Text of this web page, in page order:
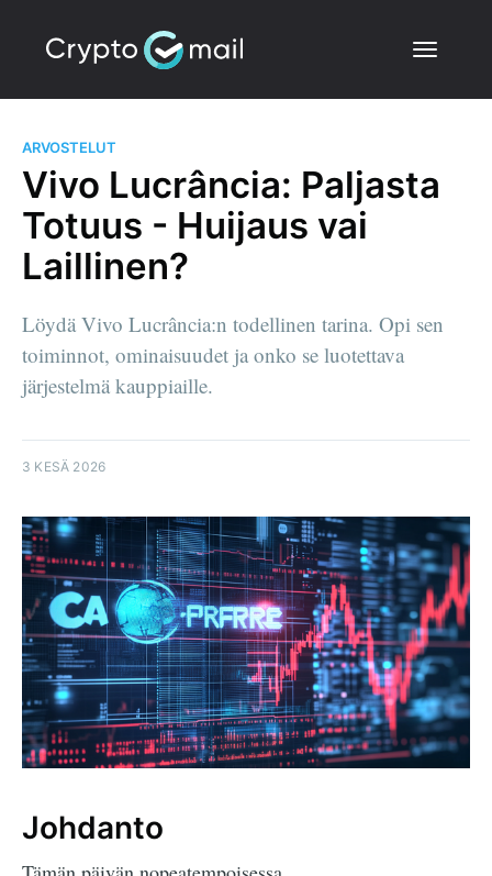
ARVOSTELUT
Vivo Lucrância: Paljasta
Totuus - Huijaus vai
Laillinen?
Löydä Vivo Lucrância:n todellinen tarina. Opi sen
toiminnot, ominaisuudet ja onko se luotettava
järjestelmä kauppiaille.
3 KESÄ 2026
Johdanto